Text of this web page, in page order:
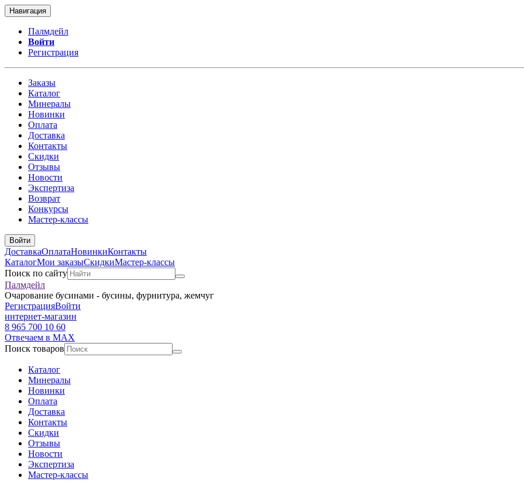
Навигация
Палмдейл
Войти
Регистрация
Заказы
Каталог
Минералы
Новинки
Оплата
Доставка
Контакты
Скидки
Отзывы
Новости
Экспертиза
Возврат
Конкурсы
Мастер-классы
Войти
ДоставкаОплатаНовинкиКонтакты
КаталогМои заказыСкидкиМастер-классы
Поиск по сайту
Палмдейл
Очарование бусинами - бусины, фурнитура, жемчуг
РегистрацияВойти
интернет-магазин
8 965 700 10 60
Отвечаем в MAX
Поиск товаров
Каталог
Минералы
Новинки
Оплата
Доставка
Контакты
Скидки
Отзывы
Новости
Экспертиза
Мастер-классы